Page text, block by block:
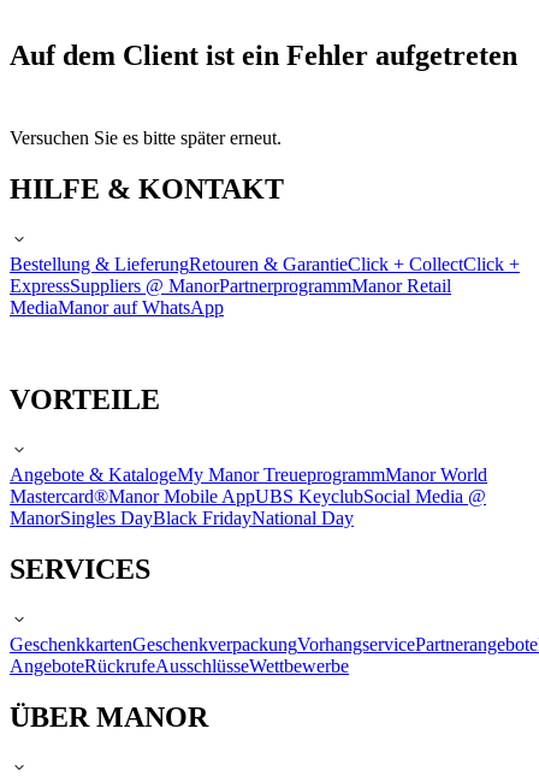
Auf dem Client ist ein Fehler aufgetreten
Versuchen Sie es bitte später erneut.
HILFE & KONTAKT
Bestellung & LieferungRetouren & GarantieClick + CollectClick +
ExpressSuppliers @ ManorPartnerprogrammManor Retail
MediaManor auf WhatsApp
VORTEILE
Angebote & KatalogeMy Manor TreueprogrammManor World
Mastercard®Manor Mobile AppUBS KeyclubSocial Media @
ManorSingles DayBlack FridayNational Day
SERVICES
GeschenkkartenGeschenkverpackungVorhangservicePartnerangebote
AngeboteRückrufeAusschlüsseWettbewerbe
ÜBER MANOR